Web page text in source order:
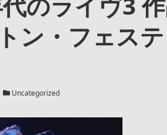
ン・フェス
カテゴリー
Uncategorized